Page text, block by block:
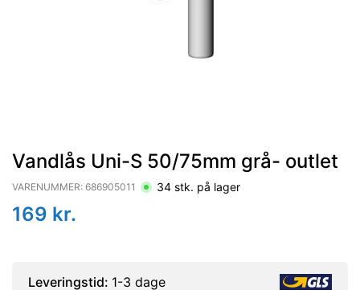
Vandlås Uni-S 50/75mm grå- outlet
VARENUMMER: 686905011 34 stk. på lager
169 kr.
Leveringstid: 1-3 dage